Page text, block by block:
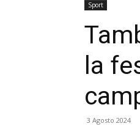
Sport
la
3 Agosto 2024